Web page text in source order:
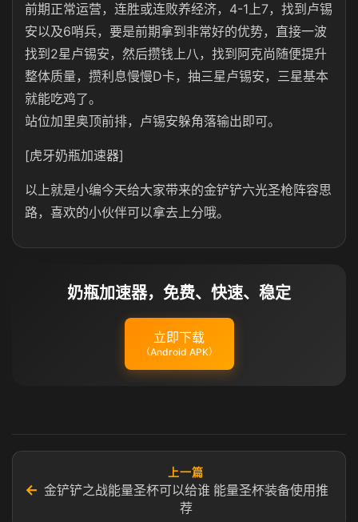
前期正常运营，连胜或连败养经济，4-1上7，找到卢锡
安以及6哨兵，要是前期拿到非常好的优势，直接一波
找到2星卢锡安，然后攒钱上八，找到阿克尚随便提升
整体质量，攒利息慢慢D卡，抽三星卢锡安，三星基本
就能吃鸡了。
站位加里奥顶前排，卢锡安躲角落输出即可。
[虎牙奶瓶加速器]
以上就是小编今天给大家带来的金铲铲六光圣枪阵容思
路，喜欢的小伙伴可以拿去上分哦。
奶瓶加速器，免费、快速、稳定
立即下载
（Android APK）
←
上一篇
金铲铲之战能量圣杯可以给谁 能量圣杯装备使用推
荐